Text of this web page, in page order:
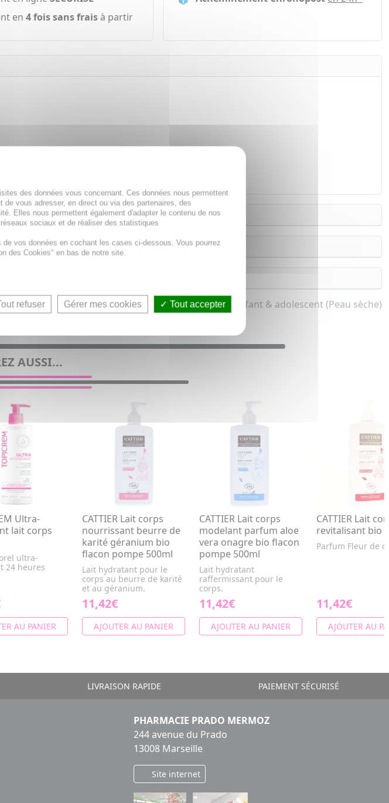
en 4 fois sans fraisà partir
Lait hydratant pour homme, femme et enfant & adolescent (Peau sèche)
AUSSI...
Ultra-
lait corps
ultra-
24 heures
AU PANIER
CATTIER Lait corps
nourrissant beurre de
karité géranium bio
flacon pompe 500ml
Lait hydratant pour le
corps au beurre de karité
et au géranium.
11,42€
AJOUTER AU PANIER
CATTIER Lait corps
modelant parfum aloe
vera onagre bio flacon
pompe 500ml
Lait hydratant
raffermissant pour le
corps.
11,42€
AJOUTER AU PANIER
CATTIER Lait
revitalisant bio
Parfum Fleur de
11,42€
AJOUTER AU
LIVRAISON RAPIDE PAIEMENT SÉCURISÉ
PHARMACIE PRADO MERMOZ
244 avenue du Prado
13008 Marseille
Site internet
des données vous concernant. Ces données nous permettent
vous adresser, en direct ou via des partenaires, des
Elles nous permettent également d'adapter le contenu de nos
sociaux et de réaliser des statistiques
vos données en cochant les cases ci-dessous. Vous pourrez
des Cookies" en bas de notre site.
refuser Gérer mes cookies Tout accepter